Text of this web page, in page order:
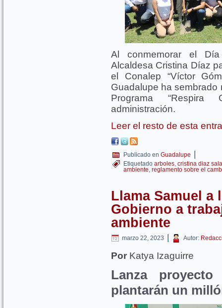
Al conmemorar el
Alcaldesa Cristina Díaz
el Conalep “Víctor
Guadalupe ha sembrado
Programa “Respira
administración.
Leer el resto de esta
Publicado en Guadalupe |
Etiquetado arboles, cristina diaz
ambiente, reglamento sobre el
Llama Samuel a
Gobierno a
ambiente
marzo 22, 2023 | Autor:
Por Katya Izaguirre
Lanza proyecto
plantarán un